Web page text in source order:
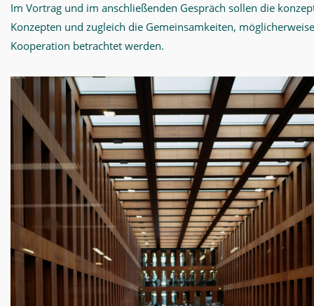
Im Vortrag und im anschließenden Gespräch sollen die
Konzepten und zugleich die Gemeinsamkeiten,
Kooperation betrachtet werden.